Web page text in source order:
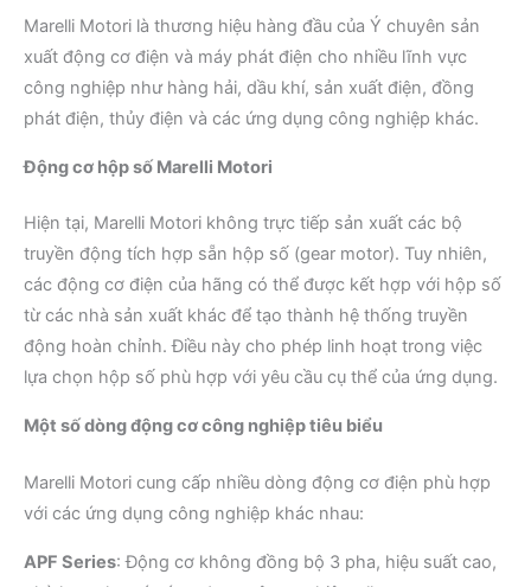
Marelli Motori là thương hiệu hàng đầu của Ý chuyên sản
xuất động cơ điện và máy phát điện cho nhiều lĩnh vực
công nghiệp như hàng hải, dầu khí, sản xuất điện, đồng
phát điện, thủy điện và các ứng dụng công nghiệp khác.
Động cơ hộp số Marelli Motori
Hiện tại, Marelli Motori không trực tiếp sản xuất các bộ
truyền động tích hợp sẵn hộp số (gear motor). Tuy nhiên,
các động cơ điện của hãng có thể được kết hợp với hộp số
từ các nhà sản xuất khác để tạo thành hệ thống truyền
động hoàn chỉnh. Điều này cho phép linh hoạt trong việc
lựa chọn hộp số phù hợp với yêu cầu cụ thể của ứng dụng.
Một số dòng động cơ công nghiệp tiêu biểu
Marelli Motori cung cấp nhiều dòng động cơ điện phù hợp
với các ứng dụng công nghiệp khác nhau:
APF Series:Động cơ không đồng bộ 3 pha, hiệu suất cao,